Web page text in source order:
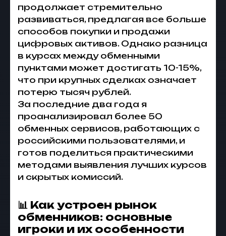
продолжает стремительно
развиваться, предлагая все больше
способов покупки и продажи
цифровых активов. Однако разница
в курсах между обменными
пунктами может достигать 10-15%,
что при крупных сделках означает
потерю тысяч рублей.
За последние два года я
проанализировал более 50
обменных сервисов, работающих с
российскими пользователями, и
готов поделиться практическими
методами выявления лучших курсов
и скрытых комиссий.
📊 Как устроен рынок
обменников: основные
игроки и их особенности